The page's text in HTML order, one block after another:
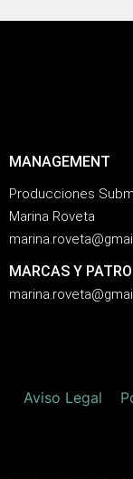
MANAGEMENT
Producciones
Marina Roveta
MARCAS Y
Aviso Legal